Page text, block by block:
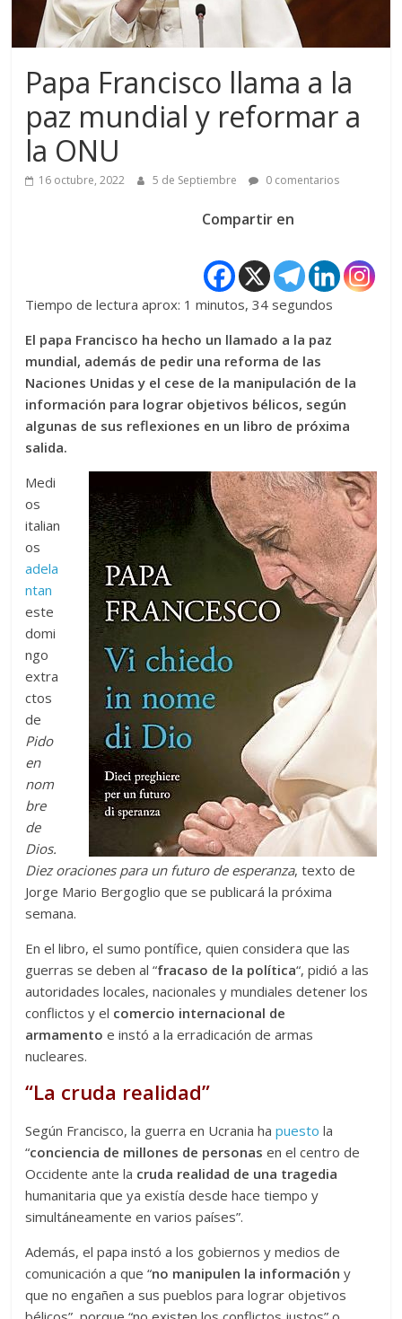
Papa Francisco llama a la
paz mundial y reformar a
la ONU
16 octubre, 2022 5 de Septiembre 0 comentarios
Compartir en
Tiempo de lectura aprox: 1 minutos, 34 segundos
El papa Francisco ha hecho un llamado a la paz
mundial, además de pedir una reforma de las
Naciones Unidas y el cese de la manipulación de la
información para lograr objetivos bélicos, según
algunas de sus reflexiones en un libro de próxima
salida.
Medi
os
italian
os
adela
ntan
este
domi
ngo
extra
ctos
de
Pido
en
nom
bre
de
Dios.
Diez oraciones para un futuro de esperanza, texto de
Jorge Mario Bergoglio que se publicará la próxima
semana.
En el libro, el sumo pontífice, quien considera que las
guerras se deben al “fracaso de la política“, pidió a las
autoridades locales, nacionales y mundiales detener los
conflictos y el comercio internacional de
armamento e instó a la erradicación de armas
nucleares.
“La cruda realidad”
Según Francisco, la guerra en Ucrania hapuesto la
“conciencia de millones de personas en el centro de
Occidente ante la cruda realidad de una tragedia
humanitaria que ya existía desde hace tiempo y
simultáneamente en varios países”.
Además, el papa instó a los gobiernos y medios de
comunicación a que “no manipulen la información y
que no engañen a sus pueblos para lograr objetivos